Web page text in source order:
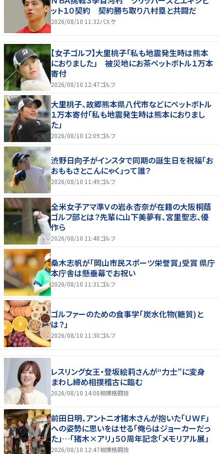
ット１０契約 契約勝ち取り八村塁と共闘だ
2026/08/10 11:32バスケ
【女子ゴルフ】大里桃子「私も地震発生時は熊本
におりました」 被災地にお茶ペットボトル１万本
寄付
2026/08/10 12:47ゴルフ
大里桃子、故郷熊本県八代市などにペットボトル
１万本寄付「私も地震発生時は熊本におりまし
た」
2026/08/10 12:09ゴルフ
渋野日向子がインスタで同期の誕生日を祝福「お
おももさとこんにゃく」って誰？
2026/08/10 11:49ゴルフ
全米女子アマ準Ｖの岩永杏奈が在籍の大阪桐蔭
ゴルフ部とは？先輩に山下美夢有、宮里聖志、優
作ら
2026/08/10 11:48ゴルフ
桑木志帆が「岡山市民スポーツ栄誉賞」受賞 県庁
本庁舎は懸垂幕でお祝い
2026/08/10 11:31 ゴルフ
ゴルファーのための食事学「炭水化物(糖質)と
は？」
2026/08/10 11:30ゴルフ
レスリング女王・登坂絵莉さんが“力士”に変身
まわし締め相撲稽古に臨む
2026/08/10 14:08相撲格闘技
前田日明、アントニオ猪木さんが抱いた「ＵＷＦ」
への姿勢に思いをはせる「俺らはジョーカーだっ
た」…「猪木×アリ」５０周年記念「メモリアル展」
2026/08/10 12:47相撲格闘技